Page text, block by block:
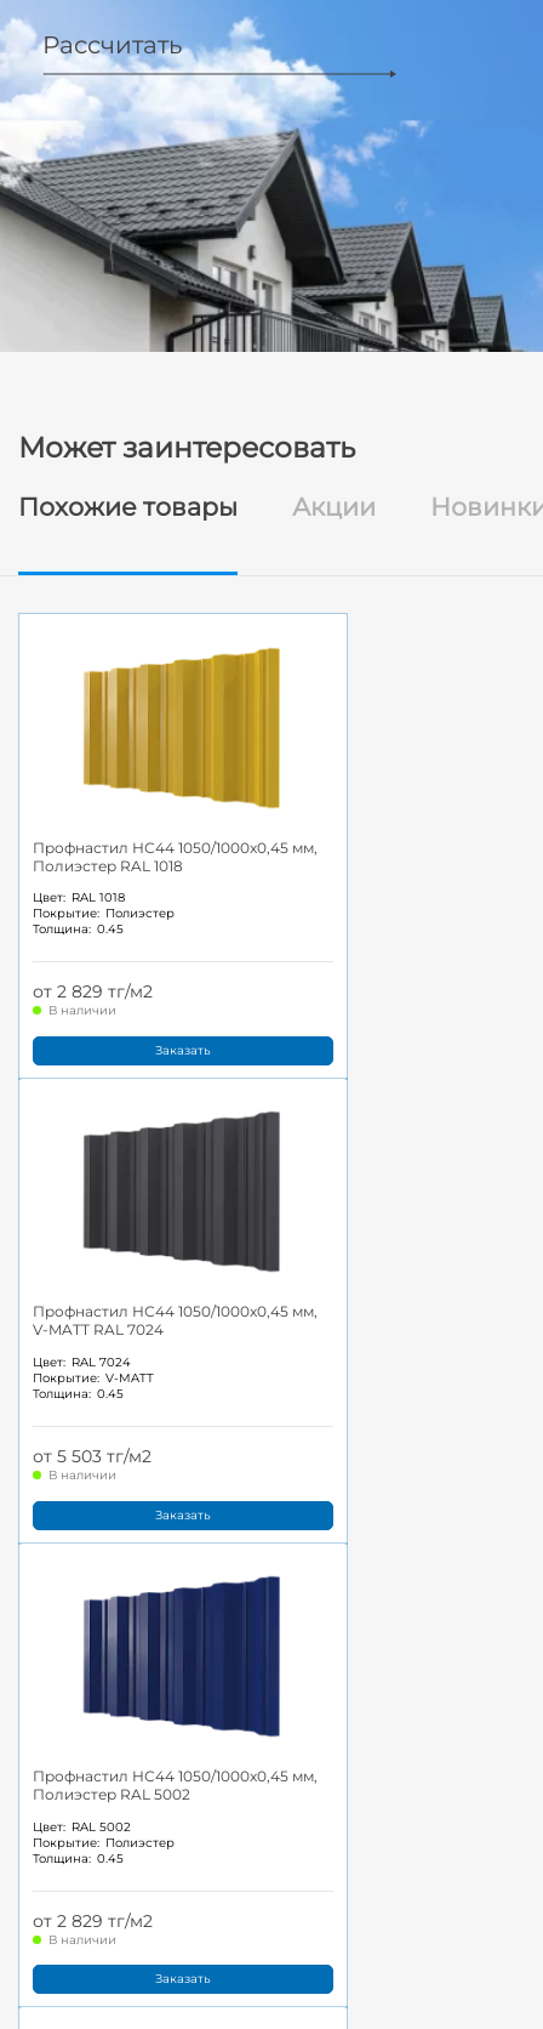
Рассчитать
Может заинтересовать
Похожие товары Акции
Профнастил НС44 1050/1000x0,45 мм,
Полиэстер RAL 1018
Цвет: RAL 1018
Покрытие: Полиэстер
Толщина: 0.45
от 2 829 тг/м2
В наличии
Заказать
Профнастил НС44 1050/1000x0,45 мм,
V-MATT RAL 7024
Цвет: RAL 7024
Покрытие: V-MATT
Толщина: 0.45
от 5 503 тг/м2
В наличии
Заказать
Профнастил НС44 1050/1000x0,45 мм,
Полиэстер RAL 5002
Цвет: RAL 5002
Покрытие: Полиэстер
Толщина: 0.45
от 2 829 тг/м2
В наличии
Заказать